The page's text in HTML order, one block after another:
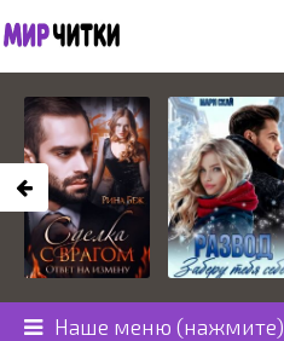
Наше меню (нажмите)